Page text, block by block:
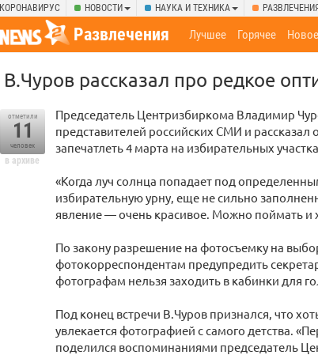
КОРОНАВИРУС НОВОСТИ НАУКА И ТЕХНИКА РАЗВЛЕЧЕНИЯ
Развлечения Лучшее Горячее Новое
В.Чуров рассказал про редкое
отметили
11
человек
в архиве
Председатель Центризбиркома Владимир
представителей российских СМИ и рассказал
запечатлеть 4 марта на избирательных
«Когда луч солнца попадает под
избирательную урну, еще не сильно
явление — очень красивое. Можно поймать и
По закону разрешение на фотосъемку на
фотокорреспондентам предупредить
фотографам нельзя заходить в кабинки для
Под конец встречи В.Чуров признался, что
увлекается фотографией с самого детства.
поделился воспоминаниями председатель